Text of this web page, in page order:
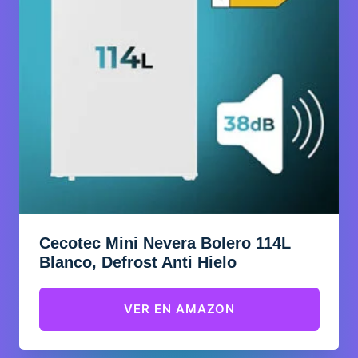
Cecotec Mini Nevera Bolero 114L
Blanco, Defrost Anti Hielo
VER EN AMAZON